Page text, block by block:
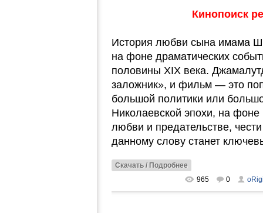
Кинопоиск
История любви сына имама
на фоне драматических
половины XIX века.
заложник», и фильм — это
большой политики или
Николаевской эпохи, на фоне
любви и предательстве,
данному слову станет
Скачать / Подробнее
965
0